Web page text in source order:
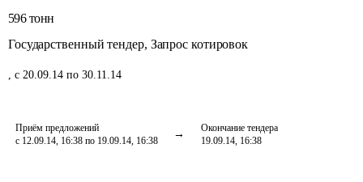
596 тонн
Государственный тендер, Запрос котировок
, с 20.09.14 по 30.11.14
Приём предложений
с 12.09.14, 16:38 по 19.09.14, 16:38
Окончание тендера
19.09.14, 16:38